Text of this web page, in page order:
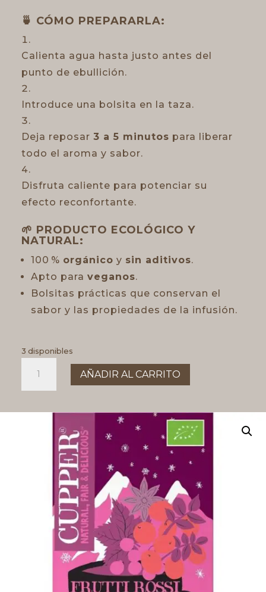
🍵 CÓMO PREPARARLA:
Calienta agua hasta justo antes del
punto de ebullición.
Introduce una bolsita en la taza.
Deja reposar 3 a 5 minutos para liberar
todo el aroma y sabor.
Disfruta caliente para potenciar su
efecto reconfortante.
🌱 PRODUCTO ECOLÓGICO Y
NATURAL:
100 % orgánico y sin aditivos.
Apto para veganos.
Bolsitas prácticas que conservan el
sabor y las propiedades de la infusión.
3 disponibles
Infusión
winter
AÑADIR AL CARRITO